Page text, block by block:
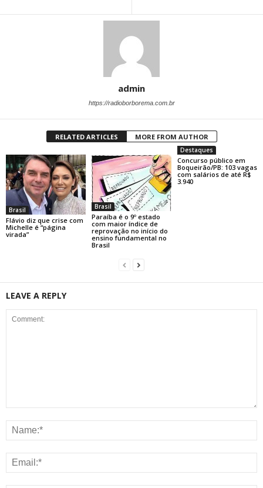
admin
https://radioborborema.com.br
RELATED ARTICLES MORE FROM AUTHOR
Brasil
Flávio diz que crise com
Michelle é “página
virada”
Brasil
Paraíba é o 9º estado
com maior índice de
reprovação no início do
ensino fundamental no
Brasil
Destaques
Concurso público em
Boqueirão/PB: 103 vagas
com salários de até R$
3.940
LEAVE A REPLY